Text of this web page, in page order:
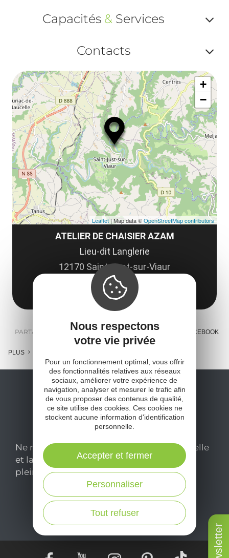
Capacités & Services
ou
Contacts
ou
ATELIER DE CHAISIER AZAM
Lieu-dit Langlerie
12170 Saint-Just-sur-Viaur
Obtenir l'itinéraire
+
−
Leaflet | Map data ©OpenStreetMap contributors
PARTAGER : E-MAIL MESSENGER FACEBOOK
PLUS
Ne manquez pas notre newsletter mensuelle
et laissez-vous inspirer pour profiter
pleinement de votre séjour en Aveyron.
Je m'abonne ici
Nous respectons
votre vie privée
Pour un fonctionnement optimal, vous offrir
des fonctionnalités relatives aux réseaux
sociaux, améliorer votre expérience de
navigation, analyser et mesurer le trafic afin
de vous proposer des contenus de qualité,
ce site utilise des cookies. Ces cookies ne
stockent aucune information d'identification
personnelle.
Tout refuser
Personnaliser
Accepter et fermer